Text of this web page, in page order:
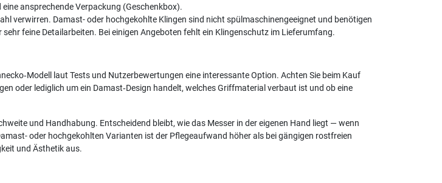
ansprechende Verpackung (Geschenkbox).
verwirren. Damast- oder hochgekohlte Klingen sind nicht spülmaschinengeeignet und benötigen
feine Detailarbeiten. Bei einigen Angeboten fehlt ein Klingenschutz im Lieferumfang.
laut Tests und Nutzerbewertungen eine interessante Option. Achten Sie beim Kauf
oder lediglich um ein Damast‑Design handelt, welches Griffmaterial verbaut ist und ob eine
und Handhabung. Entscheidend bleibt, wie das Messer in der eigenen Hand liegt — wenn
oder hochgekohlten Varianten ist der Pflegeaufwand höher als bei gängigen rostfreien
und Ästhetik aus.